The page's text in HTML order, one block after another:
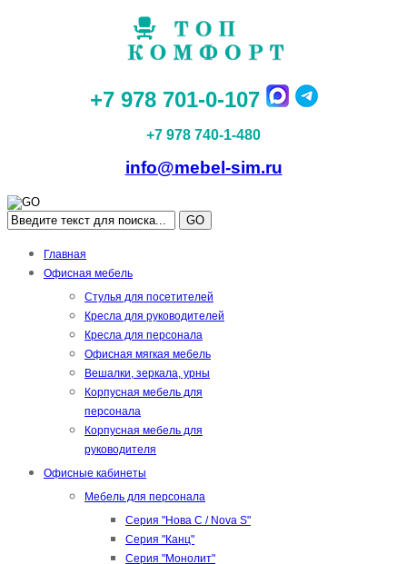
+7 978 701-0-107
+7 978 740-1-480
info@mebel-sim.ru
GO
Главная
Офисная мебель
Стулья для посетителей
Кресла для руководителей
Кресла для персонала
Офисная мягкая мебель
Вешалки, зеркала, урны
Корпусная мебель для
персонала
Корпусная мебель для
руководителя
Офисные кабинеты
Мебель для персонала
Серия "Нова С / Nova S"
Серия "Канц"
Серия "Монолит"